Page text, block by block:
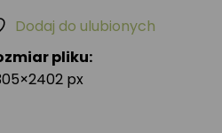
pliku:
px
Dodaj do ulubionych